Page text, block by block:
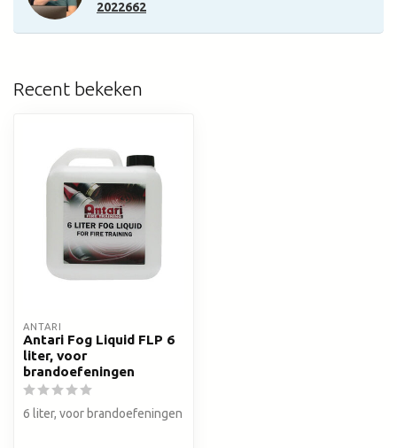
2022662
Recent bekeken
ANTARI
Antari Fog Liquid FLP 6
liter, voor
brandoefeningen
6 liter, voor brandoefeningen